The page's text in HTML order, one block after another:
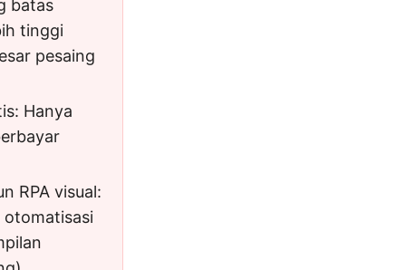
batas
tinggi
pesaing
Hanya
RPA visual:
otomatisasi